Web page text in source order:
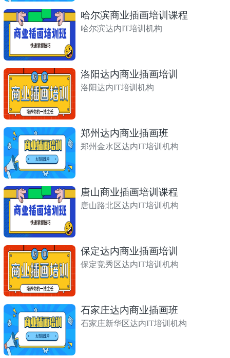
哈尔滨商业插画培训课程
哈尔滨达内IT培训机构
洛阳达内商业插画培训
洛阳达内IT培训机构
郑州达内商业插画班
郑州金水区达内IT培训机构
唐山商业插画培训课程
唐山路北区达内IT培训机构
保定达内商业插画培训
保定竞秀区达内IT培训机构
石家庄达内商业插画班
石家庄新华区达内IT培训机构